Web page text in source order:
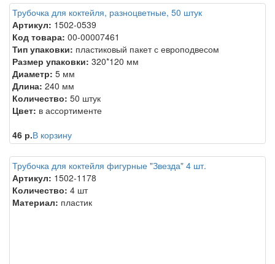
Трубочка для коктейля, разноцветные, 50 штук
Артикул: 1502-0539
Код товара: 00-00007461
Тип упаковки: пластиковый пакет с европодвесом
Размер упаковки: 320*120 мм
Диаметр: 5 мм
Длина: 240 мм
Количество: 50 штук
Цвет: в ассортименте
46 р.В корзину
Трубочка для коктейля фигурные "Звезда" 4 шт.
Артикул: 1502-1178
Количество: 4 шт
Материал: пластик